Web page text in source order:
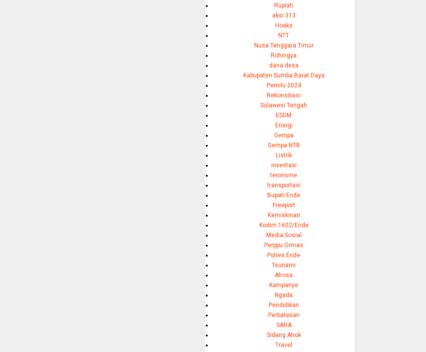
Rupiah
aksi 313
Hoaks
NTT
Nusa Tenggara Timur
Rohingya
dana desa
Kabupaten Sumba Barat Daya
Pemilu 2024
Rekonsiliasi
Sulawesi Tengah
ESDM
Energi
Gempa
Gempa NTB
Listrik
investasi
terorisme
transportasi
Bupati Ende
Freeport
Kemiskinan
Kodim 1602/Ende
Media Sosial
Perppu Ormas
Polres Ende
Tsunami
Alrosa
Kampanye
Ngada
Pendidikan
Perbatasan
SARA
Sidang Ahok
Travel